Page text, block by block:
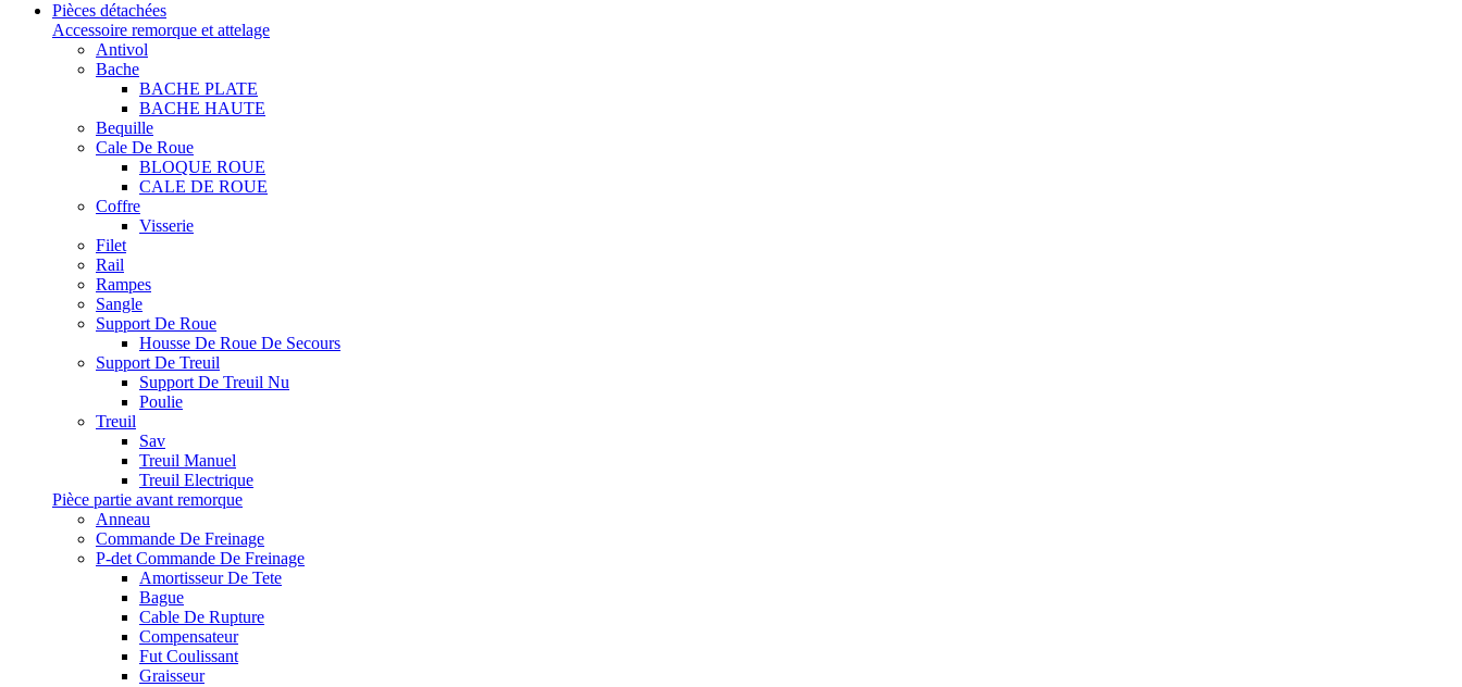
Pièces détachées
Accessoire remorque et attelage
Antivol
Bache
BACHE PLATE
BACHE HAUTE
Bequille
Cale De Roue
BLOQUE ROUE
CALE DE ROUE
Coffre
Visserie
Filet
Rail
Rampes
Sangle
Support De Roue
Housse De Roue De Secours
Support De Treuil
Support De Treuil Nu
Poulie
Treuil
Sav
Treuil Manuel
Treuil Electrique
Pièce partie avant remorque
Anneau
Commande De Freinage
P-det Commande De Freinage
Amortisseur De Tete
Bague
Cable De Rupture
Compensateur
Fut Coulissant
Graisseur